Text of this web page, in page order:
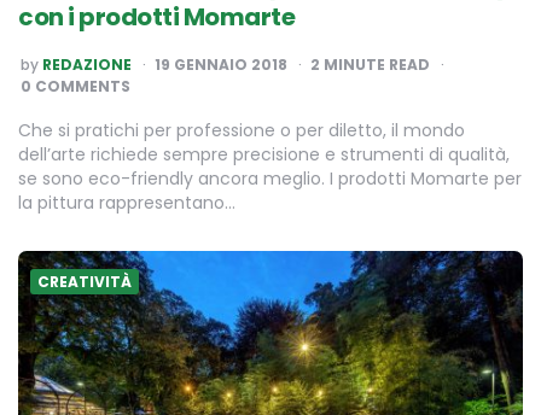
con i prodotti Momarte
POSTED
BY
by REDAZIONE 19 GENNAIO 2018 2 MINUTE READ
0 COMMENTS
Che si pratichi per professione o per diletto, il mondo
dell’arte richiede sempre precisione e strumenti di qualità,
se sono eco-friendly ancora meglio. I prodotti Momarte per
la pittura rappresentano…
CREATIVITÀ